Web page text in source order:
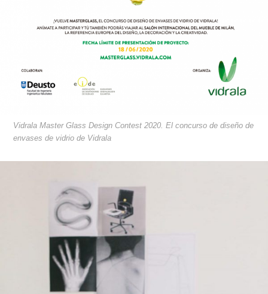
Vidrala Master Glass Design Contest 2020. El concurso de diseño de
envases de vidrio de Vidrala